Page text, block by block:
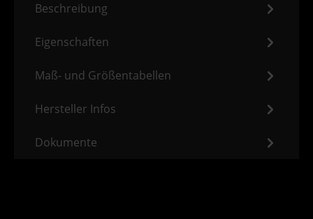
Beschreibung
Eigenschaften
Maß- und Größentabellen
Hersteller Infos
Dokumente